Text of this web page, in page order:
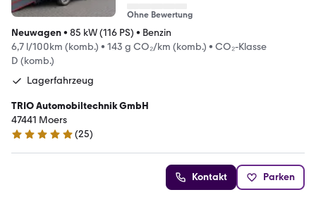
Ohne Bewertung
Neuwagen• 85 kW (116 PS) • Benzin
6,7 l/100km (komb.) • 143 g CO₂/km (komb.) • CO₂-Klasse
D (komb.)
Lagerfahrzeug
TRIO Automobiltechnik GmbH
47441 Moers
4.9 Sterne
(25)
Kontakt Parken